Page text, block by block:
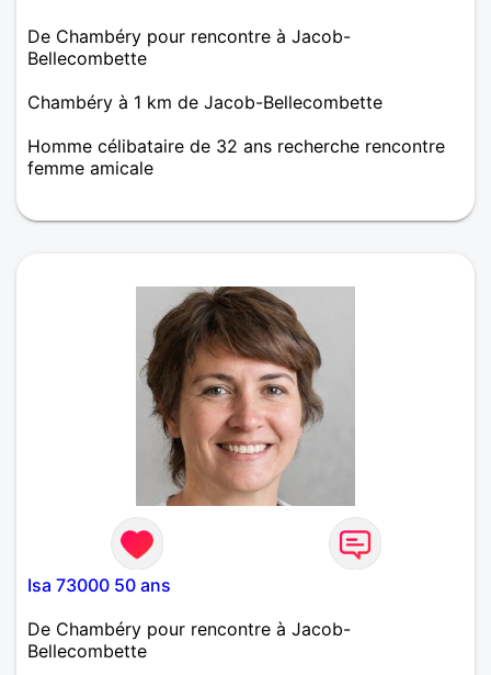
De Chambéry pour rencontre à Jacob-
Bellecombette
Chambéry à 1 km de Jacob-Bellecombette
Homme célibataire de 32 ans recherche rencontre
femme amicale
spécial et me laisse porter
Isa 73000 50 ans
De Chambéry pour rencontre à Jacob-
Bellecombette